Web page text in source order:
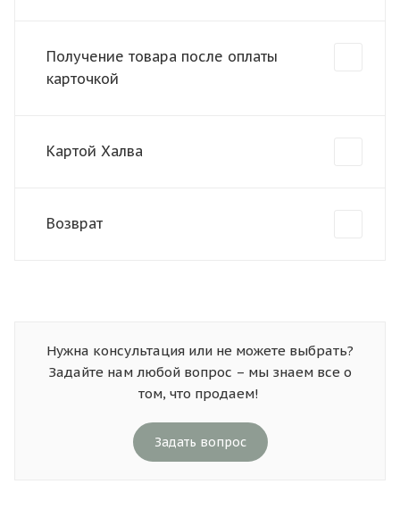
Получение товара после оплаты
карточкой
Картой Халва
Возврат
Нужна консультация или не можете выбрать?
Задайте нам любой вопрос – мы знаем все о
том, что продаем!
Задать вопрос